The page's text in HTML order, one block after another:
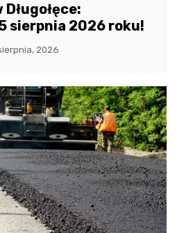
sierpnia 2026 roku!
2026